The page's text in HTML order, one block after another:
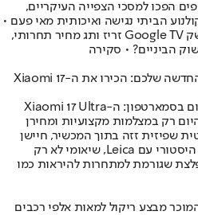
הפכו למסכי הצפייה העיקריים,
הביתי נגישה ואיכותית מאי פעם •
עם פאנל Mini LED מתקדם, ממשק Google TV זריז ותג מחיר תחרותי,
הביניים? • סקירה
תגידו שלום למצלמה המקצועית החדשה שלכם: הכירו את ה-Xiaomi 17
תשכחו מכל מה שחשבתם על צילום בסמארטפון: ה-Xiaomi 17 Ultra
רק במצלמות מקצועיות ומחירן
שפיזית זזה בתוך המכשיר, חיישן
ענק של אינץ׳ שלם ושיתוף פעולה היסטורי עם Leica, שיאומי לא רק
שגורמת למתחרות להיראות כמו
מבצע ריקול למאות אלפי רכבים